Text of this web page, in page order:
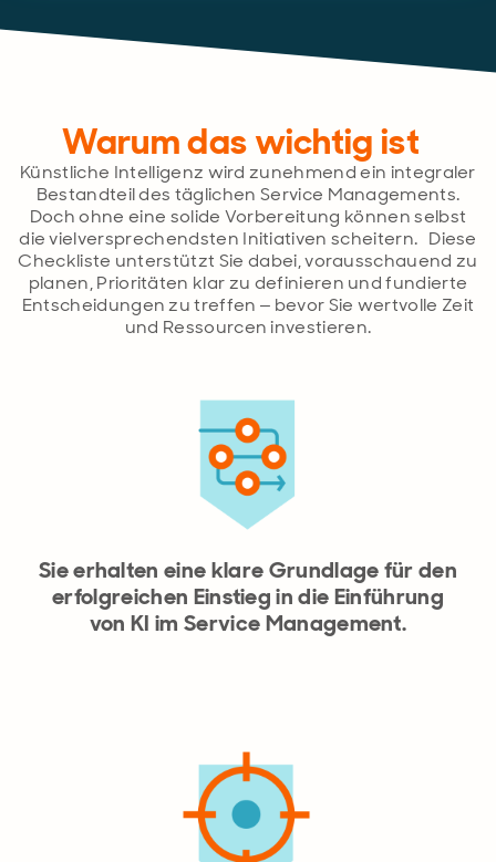
Warum das wichtig ist
Künstliche Intelligenz wird zunehmend ein integraler
Bestandteil des täglichen Service Managements.
Doch ohne eine solide Vorbereitung können selbst
die vielversprechendsten Initiativen scheitern. Diese
Checkliste unterstützt Sie dabei, vorausschauend zu
planen, Prioritäten klar zu definieren und fundierte
Entscheidungen zu treffen – bevor Sie wertvolle Zeit
und Ressourcen investieren.
Sie erhalten eine klare Grundlage für den
erfolgreichen Einstieg in die Einführung
von KI im Service Management.